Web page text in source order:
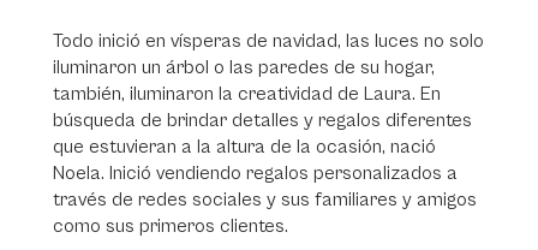
Todo inició en vísperas de navidad, las luces no solo
iluminaron un árbol o las paredes de su hogar,
también, iluminaron la creatividad de Laura. En
búsqueda de brindar detalles y regalos diferentes
que estuvieran a la altura de la ocasión, nació
Noela. Inició vendiendo regalos personalizados a
través de redes sociales y sus familiares y amigos
como sus primeros clientes.